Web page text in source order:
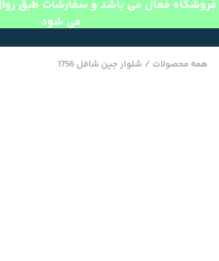
فروشگاه فعال می باشد و سفارشات طبق
می شود
همه محصولات / شلوار جین شافل 1756